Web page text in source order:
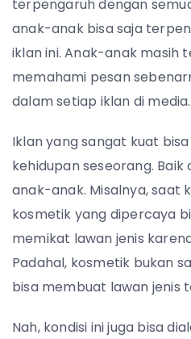
terpengaruh dengan
anak-anak bisa saja
iklan ini. Anak-anak masih
memahami pesan
dalam setiap iklan di media.
Iklan yang sangat kuat
kehidupan seseorang.
anak-anak. Misalnya, saat
kosmetik yang dipercaya
memikat lawan jenis
Padahal, kosmetik bukan
bisa membuat lawan jenis
Nah, kondisi ini juga bisa